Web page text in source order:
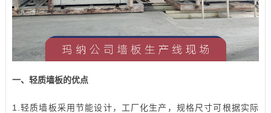
一、轻质墙板的优点
1.轻质墙板采用节能设计，工厂化生产，规格尺寸可根据实际